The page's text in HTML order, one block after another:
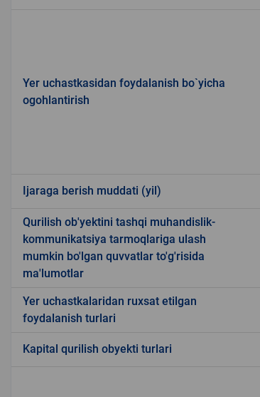
Yer uchastkasidan foydalanish bo`yicha
ogohlantirish
Ijaraga berish muddati (yil)
Qurilish ob'yektini tashqi muhandislik-
kommunikatsiya tarmoqlariga ulash
mumkin bo'lgan quvvatlar to'g'risida
ma'lumotlar
Yer uchastkalaridan ruxsat etilgan
foydalanish turlari
Kapital qurilish obyekti turlari